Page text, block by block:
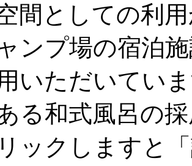
間としての利
ンプ場の宿泊
いただいてい
る和式風呂の
ックしますと